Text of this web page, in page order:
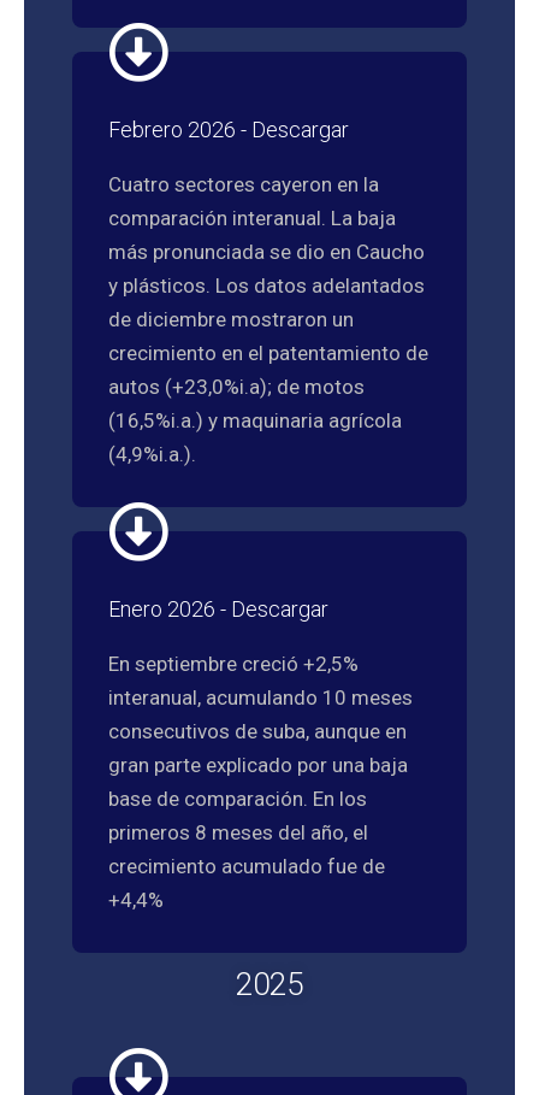
Febrero 2026 - Descargar
Cuatro sectores cayeron en la
comparación interanual. La baja
más pronunciada se dio en Caucho
y plásticos. Los datos adelantados
de diciembre mostraron un
crecimiento en el patentamiento de
autos (+23,0%i.a); de motos
(16,5%i.a.) y maquinaria agrícola
(4,9%i.a.).
Enero 2026 - Descargar
En septiembre creció +2,5%
interanual, acumulando 10 meses
consecutivos de suba, aunque en
gran parte explicado por una baja
base de comparación. En los
primeros 8 meses del año, el
crecimiento acumulado fue de
+4,4%
2025